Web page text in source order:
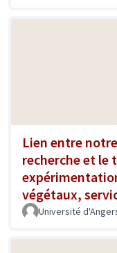
Lien entre
recherche et le
végétaux,
Université